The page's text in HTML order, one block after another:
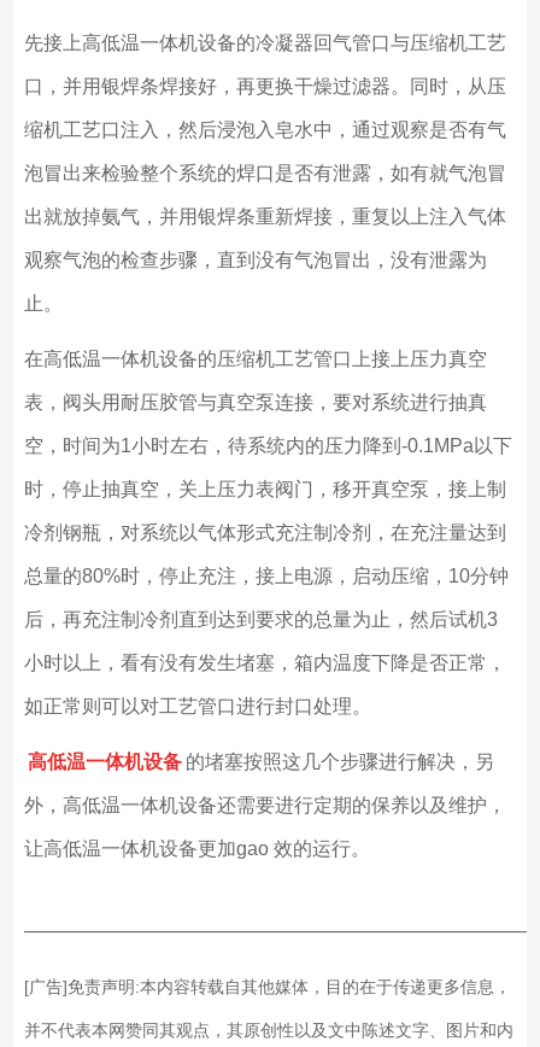
先接上高低温一体机设备的冷凝器回气管口与压缩机工艺
口，并用银焊条焊接好，再更换干燥过滤器。同时，从压
缩机工艺口注入，然后浸泡入皂水中，通过观察是否有气
泡冒出来检验整个系统的焊口是否有泄露，如有就气泡冒
出就放掉氨气，并用银焊条重新焊接，重复以上注入气体
观察气泡的检查步骤，直到没有气泡冒出，没有泄露为
止。
在高低温一体机设备的压缩机工艺管口上接上压力真空
表，阀头用耐压胶管与真空泵连接，要对系统进行抽真
空，时间为1小时左右，待系统内的压力降到-0.1MPa以下
时，停止抽真空，关上压力表阀门，移开真空泵，接上制
冷剂钢瓶，对系统以气体形式充注制冷剂，在充注量达到
总量的80%时，停止充注，接上电源，启动压缩，10分钟
后，再充注制冷剂直到达到要求的总量为止，然后试机3
小时以上，看有没有发生堵塞，箱内温度下降是否正常，
如正常则可以对工艺管口进行封口处理。
高低温一体机设备 的堵塞按照这几个步骤进行解决，另
外，高低温一体机设备还需要进行定期的保养以及维护，
让高低温一体机设备更加gao 效的运行。
[广告]免责声明:本内容转载自其他媒体，目的在于传递更多信息，
并不代表本网赞同其观点，其原创性以及文中陈述文字、图片和内